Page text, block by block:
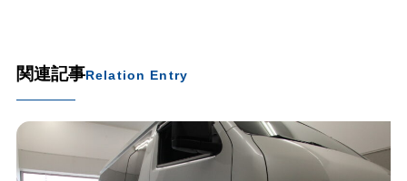
関連記事Relation Entry